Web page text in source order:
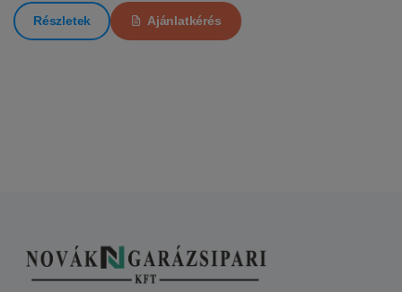
Részletek Ajánlatkérés